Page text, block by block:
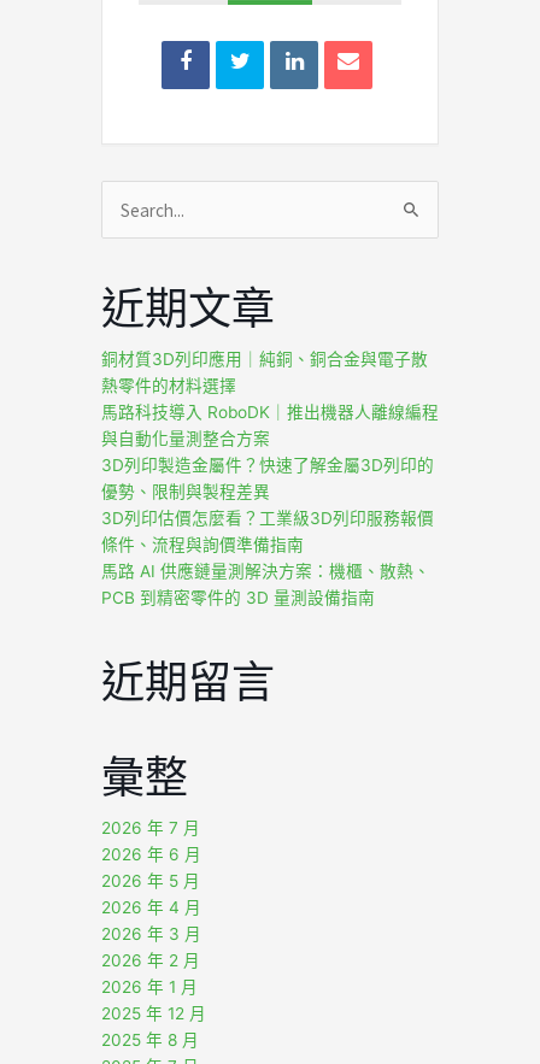
尋
鍵
字:
近期文章
銅材質3D列印應用｜純銅、銅合金與電子散
熱零件的材料選擇
馬路科技導入 RoboDK｜推出機器人離線編程
與自動化量測整合方案
3D列印製造金屬件？快速了解金屬3D列印的
優勢、限制與製程差異
3D列印估價怎麼看？工業級3D列印服務報價
條件、流程與詢價準備指南
馬路 AI 供應鏈量測解決方案：機櫃、散熱、
PCB 到精密零件的 3D 量測設備指南
近期留言
彙整
2026 年 7 月
2026 年 6 月
2026 年 5 月
2026 年 4 月
2026 年 3 月
2026 年 2 月
2026 年 1 月
2025 年 12 月
2025 年 8 月